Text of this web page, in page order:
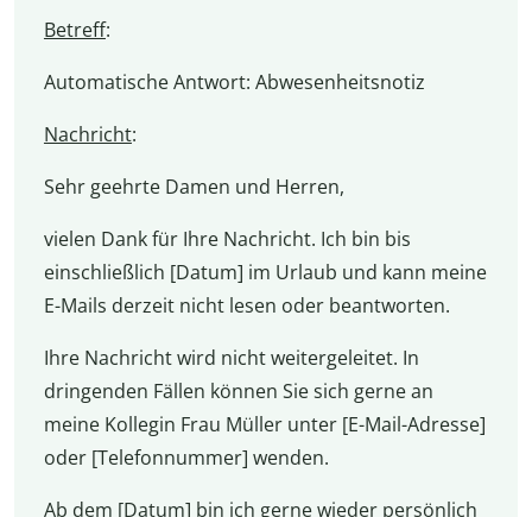
Betreff:
Automatische Antwort: Abwesenheitsnotiz
Nachricht:
Sehr geehrte Damen und Herren,
vielen Dank für Ihre Nachricht. Ich bin bis
einschließlich [Datum] im Urlaub und kann meine
E-Mails derzeit nicht lesen oder beantworten.
Ihre Nachricht wird nicht weitergeleitet. In
dringenden Fällen können Sie sich gerne an
meine Kollegin Frau Müller unter [E-Mail-Adresse]
oder [Telefonnummer] wenden.
Ab dem [Datum] bin ich gerne wieder persönlich